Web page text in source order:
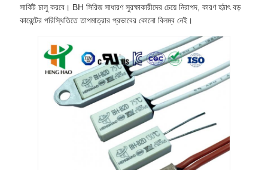
সার্কিট চালু করবে। BH সিরিজ সাধারণ সুরক্ষাকারীদের চেয়ে নিরাপদ, কারণ হঠাৎ বড়
কারেন্টের পরিস্থিতিতে তাপমাত্রার প্রভাবের কোনো বিলম্ব নেই।